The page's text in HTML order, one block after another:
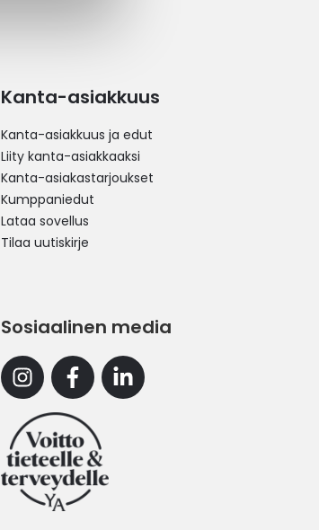
Kanta-asiakkuus
Kanta-asiakkuus ja edut
Liity kanta-asiakkaaksi
Kanta-asiakastarjoukset
Kumppaniedut
Lataa sovellus
Tilaa uutiskirje
Sosiaalinen media
InstagramFacebookLinkedin